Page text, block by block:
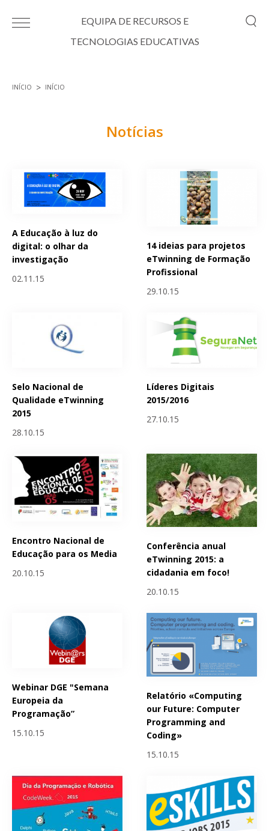
EQUIPA DE RECURSOS E
TECNOLOGIAS EDUCATIVAS
INÍCIO INÍCIO
Notícias
A Educação à luz do
digital: o olhar da
investigação
02.11.15
14 ideias para projetos
eTwinning de Formação
Profissional
29.10.15
Selo Nacional de
Qualidade eTwinning
2015
28.10.15
Líderes Digitais
2015/2016
27.10.15
Encontro Nacional de
Educação para os Media
20.10.15
Conferência anual
eTwinning 2015: a
cidadania em foco!
20.10.15
Webinar DGE "Semana
Europeia da
Programação”
15.10.15
Relatório «Computing
our Future: Computer
Programming and
Coding»
15.10.15
Páginas